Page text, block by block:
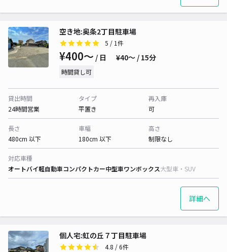
空き地:奥条2丁目駐車場
5 / 1件
¥400〜 / 日 ¥40〜 / 15分
時間貸し可
貸出時間
24時間営業
タイプ
平置き
再入庫
可
長さ
480cm 以下
車幅
180cm 以下
高さ
制限なし
対応車種
オートバイ軽自動車コンパクトカー中型車ワンボックス大型車・SUV
詳細へ
個人宅:虹の丘７丁目駐車場
4.8 / 6件